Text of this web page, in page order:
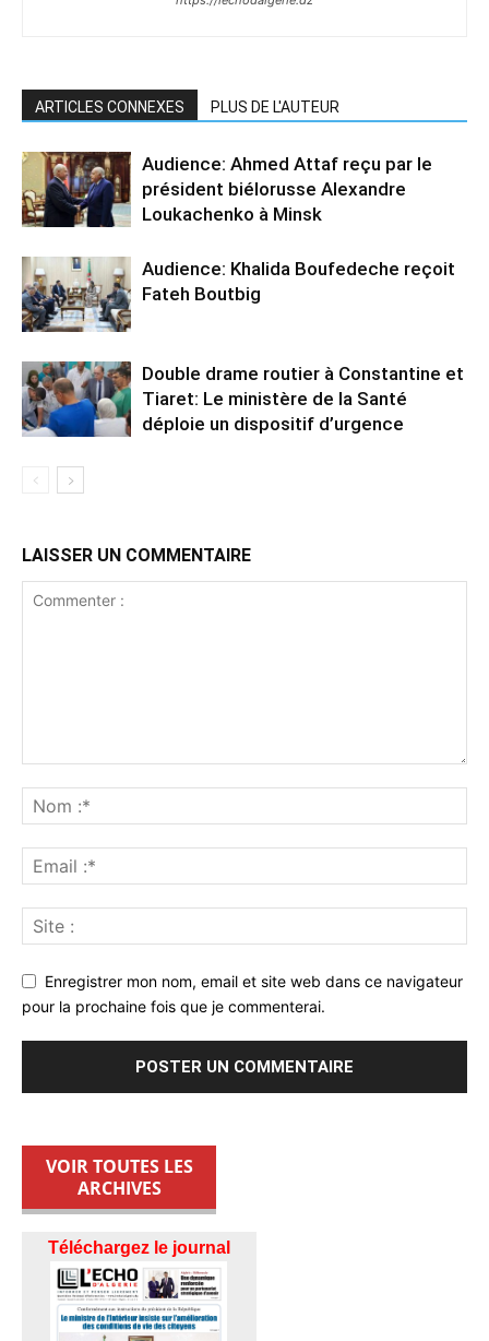
ARTICLES CONNEXES PLUS DE L'AUTEUR
Audience: Ahmed Attaf reçu par le
président biélorusse Alexandre
Loukachenko à Minsk
Audience: Khalida Boufedeche reçoit
Fateh Boutbig
Double drame routier à Constantine et
Tiaret: Le ministère de la Santé
déploie un dispositif d’urgence
LAISSER UN COMMENTAIRE
Enregistrer mon nom, email et site web dans ce navigateur
pour la prochaine fois que je commenterai.
VOIR TOUTES LES
ARCHIVES